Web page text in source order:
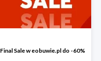
Final Sale w eobuwie.pl do -60%